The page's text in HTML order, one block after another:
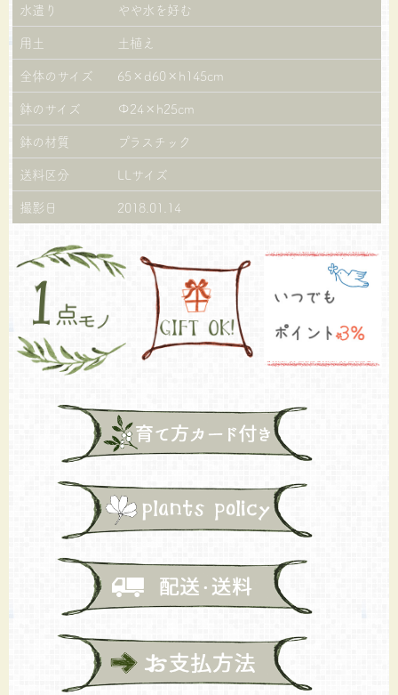
水遣り
やや水を好む
用土
土植え
全体のサイズ
65×d60×h145cm
鉢のサイズ
Φ24×h25cm
鉢の材質
プラスチック
送料区分
LLサイズ
撮影日
2018.01.14